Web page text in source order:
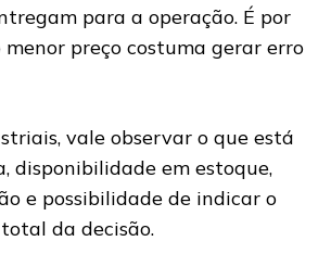
para a operação. É por
preço costuma gerar erro
vale observar o que está
disponibilidade em estoque,
e possibilidade de indicar o
da decisão.